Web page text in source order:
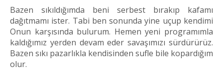
Bazen sıkıldığımda beni serbest bırakıp kafamı
dağıtmamı ister. Tabi ben sonunda yine uçup kendimi
Onun karşısında bulurum. Hemen yeni programımla
kaldığımız yerden devam eder savaşımızı sürdürürüz.
Bazen sıkı pazarlıkla kendisinden sufle bile kopardığım
olur.